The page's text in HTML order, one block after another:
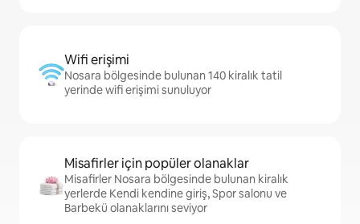
Wifi erişimi
Nosara bölgesinde bulunan 140 kiralık tatil
yerinde wifi erişimi sunuluyor
Misafirler için popüler olanaklar
Misafirler Nosara bölgesinde bulunan kiralık
yerlerde Kendi kendine giriş, Spor salonu ve
Barbekü olanaklarını seviyor